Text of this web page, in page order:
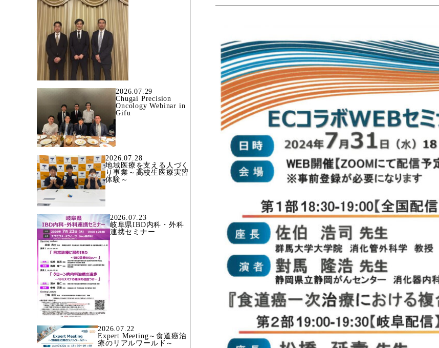
2026.07.29
Chugai Precision
Oncology Webinar in
Gifu
2026.07.28
地域医療を支える人づく
り事業～高校生医療実習
体験～
2026.07.23
岐阜県IBD内科・外科
連携セミナー
2026.07.22
Expert Meeting～食道癌治
療のリアルワールド～